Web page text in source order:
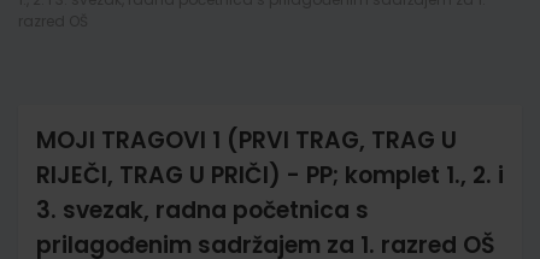
MOJI TRAGOVI 1 (PRVI TRAG, TRAG U
RIJEČI, TRAG U PRIČI) - PP; komplet 1., 2. i
3. svezak, radna početnica s
prilagođenim sadržajem za 1. razred OŠ